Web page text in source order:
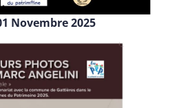
Novembre 2025